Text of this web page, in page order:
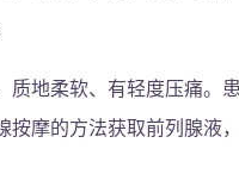
质地柔软、有轻度压痛。
摩的方法获取前列腺液